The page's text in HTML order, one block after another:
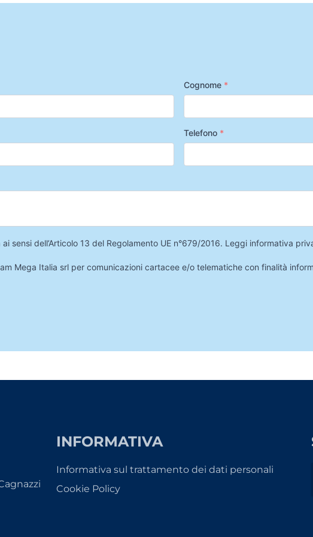
Cognome *
Telefono *
sensi dell’Articolo 13 del Regolamento UE n°679/2016. Leggi informativa
Mega Italia srl per comunicazioni cartacee e/o telematiche con finalità
INFORMATIVA
Informativa sul trattamento dei dati personali
Cookie Policy